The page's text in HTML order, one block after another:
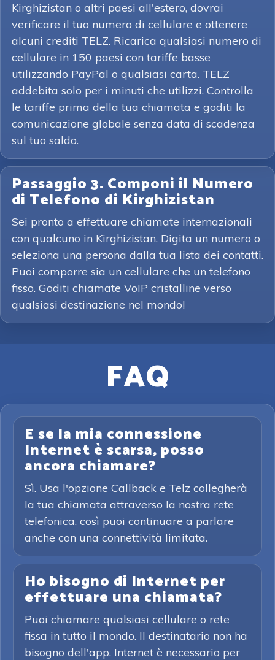
Kirghizistan o altri paesi all'estero, dovrai
verificare il tuo numero di cellulare e ottenere
alcuni crediti TELZ. Ricarica qualsiasi numero di
cellulare in 150 paesi con tariffe basse
utilizzando PayPal o qualsiasi carta. TELZ
addebita solo per i minuti che utilizzi. Controlla
le tariffe prima della tua chiamata e goditi la
comunicazione globale senza data di scadenza
sul tuo saldo.
Passaggio 3. Componi il Numero
di Telefono di Kirghizistan
Sei pronto a effettuare chiamate internazionali
con qualcuno in Kirghizistan. Digita un numero o
seleziona una persona dalla tua lista dei contatti.
Puoi comporre sia un cellulare che un telefono
fisso. Goditi chiamate VoIP cristalline verso
qualsiasi destinazione nel mondo!
FAQ
E se la mia connessione
Internet è scarsa, posso
ancora chiamare?
Sì. Usa l'opzione Callback e Telz collegherà
la tua chiamata attraverso la nostra rete
telefonica, così puoi continuare a parlare
anche con una connettività limitata.
Ho bisogno di Internet per
effettuare una chiamata?
Puoi chiamare qualsiasi cellulare o rete
fissa in tutto il mondo. Il destinatario non ha
bisogno dell'app. Internet è necessario per